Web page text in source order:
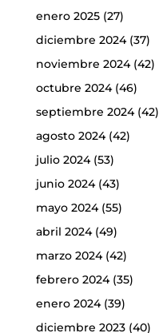
enero 2025(27)
diciembre 2024(37)
noviembre 2024(42)
octubre 2024(46)
septiembre 2024(42)
agosto 2024(42)
julio 2024(53)
junio 2024(43)
mayo 2024(55)
abril 2024(49)
marzo 2024(42)
febrero 2024(35)
enero 2024(39)
diciembre 2023(40)